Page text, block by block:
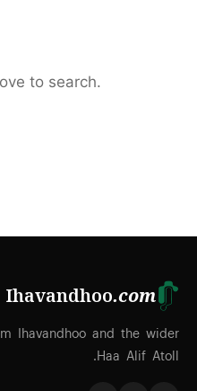
to search.
Ihavandhoo.com
Ihavandhoo and the wider
Haa Alif Atoll.